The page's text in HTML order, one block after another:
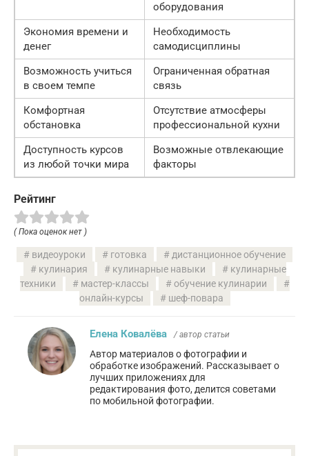
оборудования
Экономия времени и
денег
Необходимость
самодисциплины
Возможность учиться
в своем темпе
Ограниченная обратная
связь
Комфортная
обстановка
Отсутствие атмосферы
профессиональной кухни
Доступность курсов
из любой точки мира
Возможные отвлекающие
факторы
Рейтинг
( Пока оценок нет )
видеоуроки готовка
дистанционное обучение
кулинария
кулинарные навыки
кулинарные
техники
мастер-классы
обучение кулинарии
онлайн-курсы
шеф-повара
Елена Ковалёва / автор статьи
Автор материалов о фотографии и
обработке изображений. Рассказывает о
лучших приложениях для
редактирования фото, делится советами
по мобильной фотографии.